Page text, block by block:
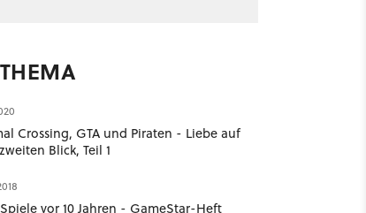
Crossing, GTA und Piraten - Liebe auf
Blick, Teil 1
vor 10 Jahren - GameStar-Heft